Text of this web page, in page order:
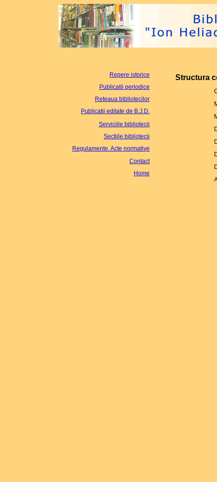
Repere istorice Structura
Publicatii periodice
Reteaua bibliotecilor
Publicatii editate de B.J.D.
Serviciile bibliotecii
Sectiile bibliotecii
Regulamente. Acte normative
Contact
Home